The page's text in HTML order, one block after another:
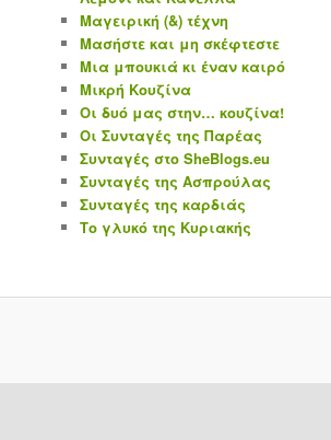
Μαγειρική (&) τέχνη
Μασήστε και μη σκέφτεστε
Μια μπουκιά κι έναν καιρό
Μικρή Κουζίνα
Οι δυό μας στην… κουζίνα!
Οι Συνταγές της Παρέας
Συνταγές στο SheBlogs.eu
Συνταγές της Ασπρούλας
Συνταγές της καρδιάς
Το γλυκό της Κυριακής